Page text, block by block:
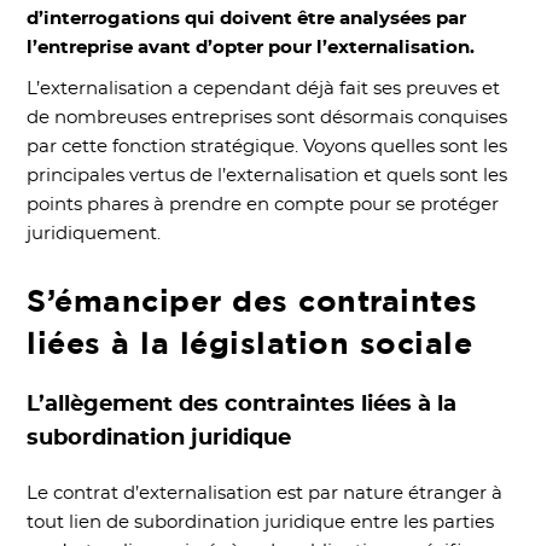
d’interrogations qui doivent être analysées par
l’entreprise avant d’opter pour l’externalisation.
L’externalisation a cependant déjà fait ses preuves et
de nombreuses entreprises sont désormais conquises
par cette fonction stratégique. Voyons quelles sont les
principales vertus de l’externalisation et quels sont les
points phares à prendre en compte pour se protéger
juridiquement.
S’émanciper des contraintes
liées à la législation sociale
L’allègement des contraintes liées à la
subordination juridique
Le contrat d’externalisation est par nature étranger à
tout lien de subordination juridique entre les parties